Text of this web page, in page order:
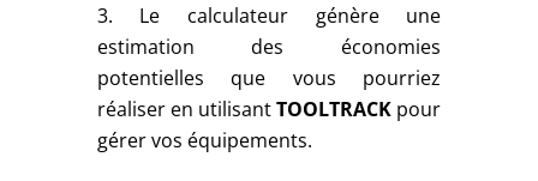
Le calculateur génère une
estimation des économies
potentielles que vous pourriez
réaliser en utilisantTOOLTRACK pour
gérer vos équipements.